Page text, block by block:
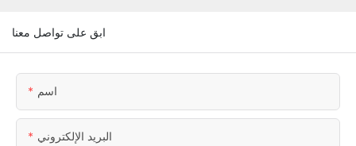
ابق على تواصل معنا
اسم
البريد الإلكتروني